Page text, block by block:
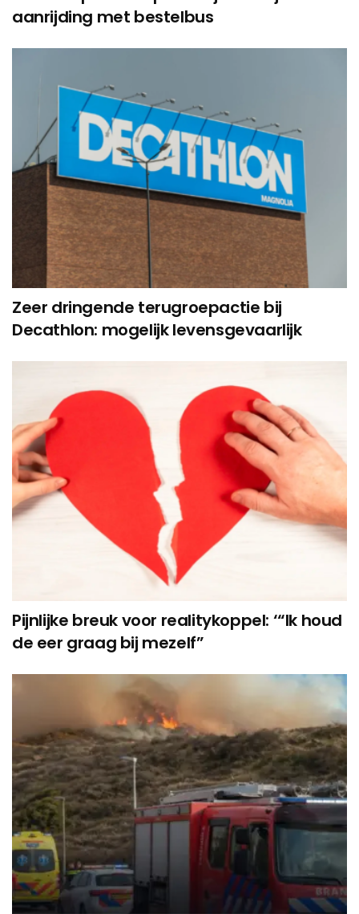
aanrijding met bestelbus
Zeer dringende terugroepactie bij
Decathlon: mogelijk levensgevaarlijk
Pijnlijke breuk voor realitykoppel: ‘“Ik houd
de eer graag bij mezelf”